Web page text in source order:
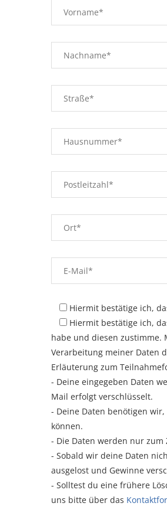
Hiermit bestätige ich,
Hiermit bestätige ich,
habe und diesen zustimme.
Verarbeitung meiner Daten
Erläuterung zum
- Deine eingegeben Daten
Mail erfolgt verschlüsselt.
- Deine Daten benötigen
können.
- Die Daten werden nur
- Sobald wir deine Daten
ausgelost und Gewinne
- Solltest du eine frühere
uns bitte über das